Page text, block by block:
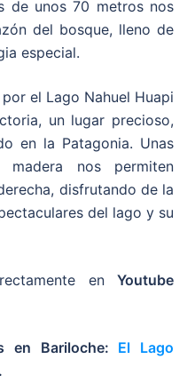
de unos 70 metros nos
del bosque, lleno de
especial.
el Lago Nahuel Huapi
un lugar precioso,
en la Patagonia. Unas
nos permiten
disfrutando de la
del lago y su
en Youtube
en Bariloche: El Lago
.